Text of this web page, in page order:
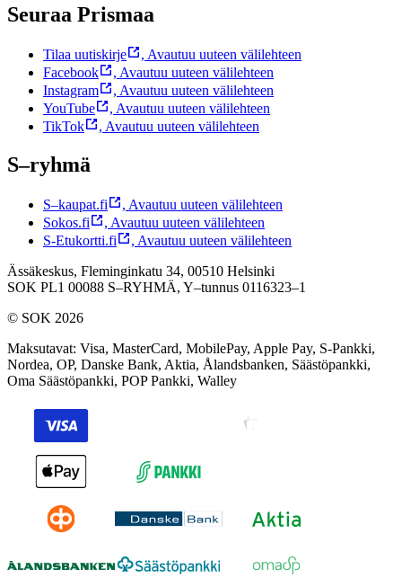
Seuraa Prismaa
Tilaa uutiskirje , Avautuu uuteen välilehteen
Facebook
, Avautuu uuteen välilehteen
Instagram
, Avautuu uuteen välilehteen
YouTube
, Avautuu uuteen välilehteen
TikTok
, Avautuu uuteen välilehteen
S–ryhmä
S–kaupat.fi , Avautuu uuteen välilehteen
Sokos.fi
, Avautuu uuteen välilehteen
S-Etukortti.fi
, Avautuu uuteen välilehteen
Ässäkeskus, Fleminginkatu 34, 00510 Helsinki
SOK PL1 00088 S–RYHMÄ, Y–tunnus 0116323–1
© SOK 2026
Maksutavat: Visa, MasterCard, MobilePay, Apple Pay, S-Pankki,
Nordea, OP, Danske Bank, Aktia, Ålandsbanken, Säästöpankki,
Oma Säästöpankki, POP Pankki, Walley